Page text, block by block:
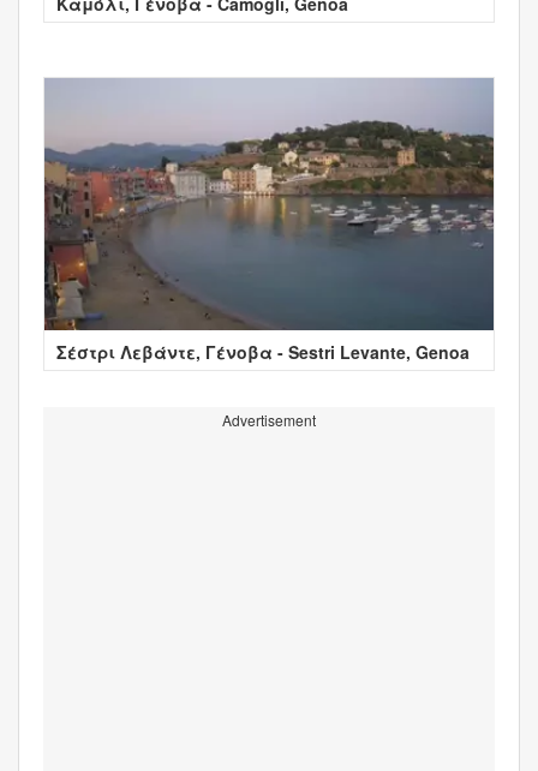
Σέστρι Λεβάντε, Γένοβα - Sestri Levante, Genoa
Advertisement